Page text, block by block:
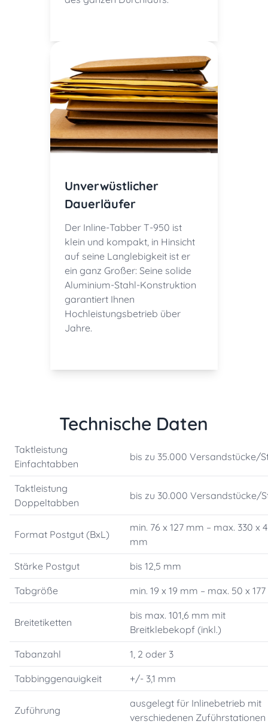
Unverwüstlicher
Dauerläufer
Der Inline-Tabber T-950 ist
klein und kompakt, in Hinsicht
auf seine Langlebigkeit ist er
ein ganz Großer: Seine solide
Aluminium-Stahl-Konstruktion
garantiert Ihnen
Hochleistungsbetrieb über
Jahre.
Technische Daten
Taktleistung
Einfachtabben
bis zu 35.000 Versandstücke/
Taktleistung
Doppeltabben
bis zu 30.000 Versandstücke/
Format Postgut (BxL)
min. 76 x 127 mm – max. 330 x
mm
Stärke Postgut bis 12,5 mm
Tabgröße min. 19 x 19 mm – max. 50 x
Breitetiketten
bis max. 101,6 mm mit
Breitklebekopf (inkl.)
Tabanzahl 1, 2 oder 3
Tabbinggenauigkeit +/- 3,1 mm
Zuführung
ausgelegt für Inlinebetrieb mit
verschiedenen Zuführstationen